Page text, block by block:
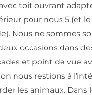
avec toit ouvrant
pour nous 5 (et le
Nous ne sommes
occasions dans
et point de vue
nous restions à
les animaux. Dans